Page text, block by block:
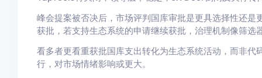
峰会提案被否决后，市场评判国库审批是更具选择性还
获批，若支持生态系统的申请继续获批，治理机制像筛选
看多者更看重获批国库支出转化为生态系统活动，而非
行，对市场情绪影响或更大。